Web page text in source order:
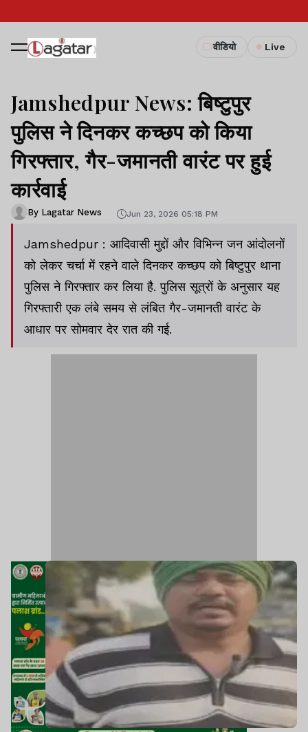
वीडियो Live
Jamshedpur News: बिष्टुपुर
पुलिस ने दिनकर कच्छप को किया
गिरफ्तार, गैर-जमानती वारंट पर हुई
कार्रवाई
By Lagatar News Jun 23, 2026 05:18 PM
Jamshedpur : आदिवासी मुद्दों और विभिन्न जन आंदोलनों
को लेकर चर्चा में रहने वाले दिनकर कच्छप को बिष्टुपुर थाना
पुलिस ने गिरफ्तार कर लिया है. पुलिस सूत्रों के अनुसार यह
गिरफ्तारी एक लंबे समय से लंबित गैर-जमानती वारंट के
आधार पर सोमवार देर रात की गई.